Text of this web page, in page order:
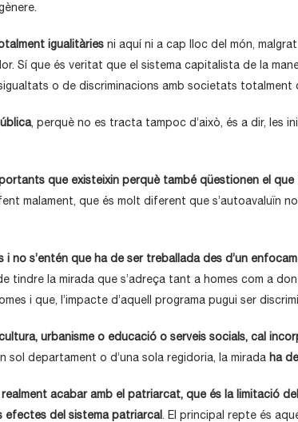
igualitàries ni aquí ni a cap lloc del món,
Sí que és veritat que el sistema capitalista de la
o de discriminacions amb societats
, perquè no es tracta tampoc d’això, és a dir, les
que existeixin perquè també qüestionen el
malament, que és molt diferent que s’autoavaluïn
no s’entén que ha de ser treballada des d’un
tindre la mirada que s’adreça tant a homes com a
i que, l’impacte d’aquell programa pugui ser
urbanisme o educació o serveis socials, cal
sol departament o d’una sola regidoria, la mirada ha
realment acabar amb el patriarcat, que és la limitació
efectes del sistema patriarcal. El principal repte és